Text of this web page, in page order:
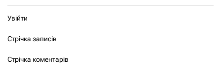
Увійти
Стрічка записів
Стрічка коментарів